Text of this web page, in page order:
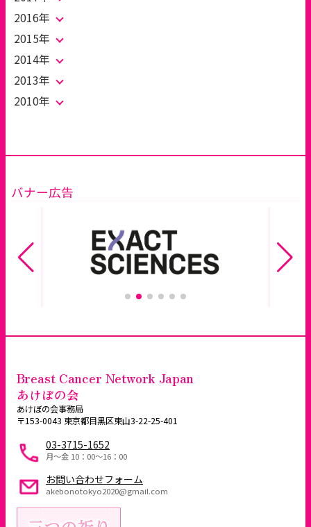
2016年
2015年
2014年
2013年
2010年
バナー広告
Breast Cancer Network Japan
あけぼの会
あけぼの会事務局
〒153-0043 東京都目黒区東山3-22-25-401
03-3715-1652
月～金 10：00〜16：00
お問い合わせフォーム
akebonotokyo2020@gmail.com